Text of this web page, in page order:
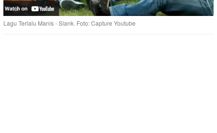
Lagu Terlalu Manis - Slank. Foto: Capture Youtube